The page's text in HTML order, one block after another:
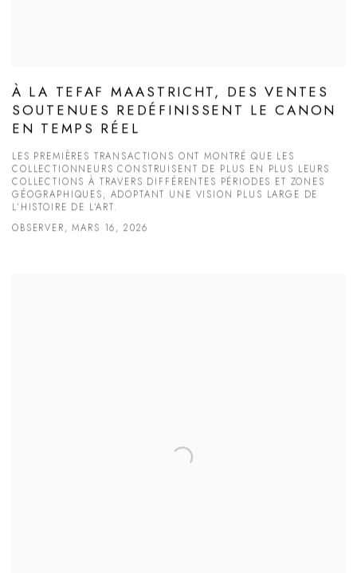
À LA TEFAF MAASTRICHT, DES VENTES
SOUTENUES REDÉFINISSENT LE CANON
EN TEMPS RÉEL
LES PREMIÈRES TRANSACTIONS ONT MONTRÉ QUE LES
COLLECTIONNEURS CONSTRUISENT DE PLUS EN PLUS LEURS
COLLECTIONS À TRAVERS DIFFÉRENTES PÉRIODES ET ZONES
GÉOGRAPHIQUES, ADOPTANT UNE VISION PLUS LARGE DE
L’HISTOIRE DE L’ART.
OBSERVER, MARS 16, 2026